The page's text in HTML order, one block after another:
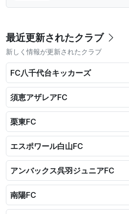
最近更新されたクラブ
新しく情報が更新されたクラブ
FC八千代台キッカーズ
須恵アザレアFC
栗東FC
エスポワール白山FC
アンバックス呉羽ジュニアFC
南陽FC